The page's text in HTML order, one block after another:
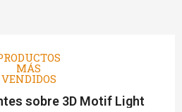
MÁS
VENDIDOS
sobre 3D Motif Light